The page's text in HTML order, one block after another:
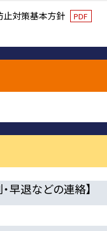
対策基本方針 PDF
・早退などの連絡】